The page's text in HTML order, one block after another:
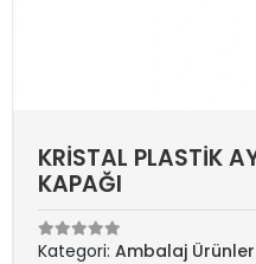
KRİSTAL PLASTİK
KAPAĞI
Kategori: Ambalaj